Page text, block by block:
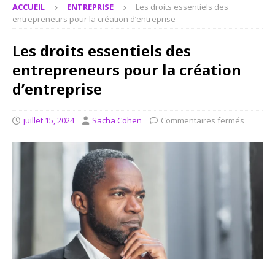
ACCUEIL ENTREPRISE
Les droits essentiels des
entrepreneurs pour la création d’entreprise
Les droits essentiels des
entrepreneurs pour la création
d’entreprise
juillet 15, 2024 Sacha Cohen Commentaires fermés